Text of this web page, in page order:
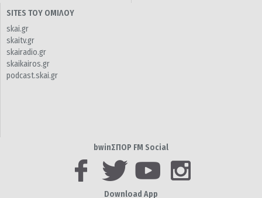
SITES ΤΟΥ ΟΜΙΛΟΥ
skai.gr
skaitv.gr
skairadio.gr
skaikairos.gr
podcast.skai.gr
bwinΣΠΟΡ FM Social
Download App